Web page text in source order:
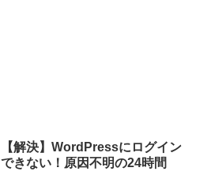
【解決】WordPressにログイン
できない！原因不明の24時間